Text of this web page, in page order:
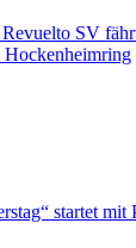
SV
Hockenheimring
startet